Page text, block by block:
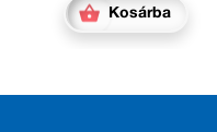
Kosárba